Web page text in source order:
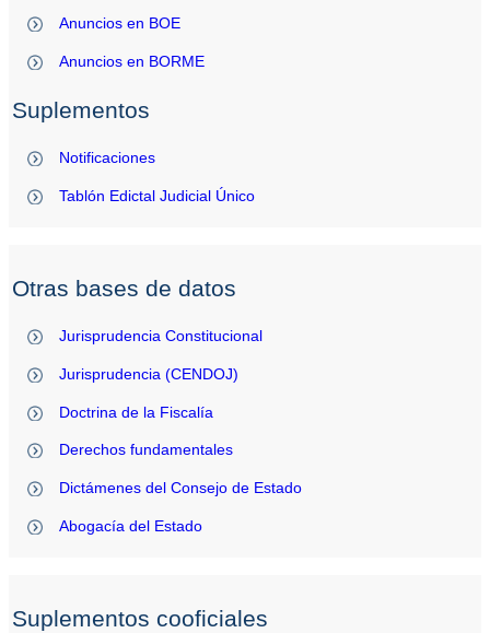
Anuncios en BOE
Anuncios en BORME
Suplementos
Notificaciones
Tablón Edictal Judicial Único
Otras bases de datos
Jurisprudencia Constitucional
Jurisprudencia (CENDOJ)
Doctrina de la Fiscalía
Derechos fundamentales
Dictámenes del Consejo de Estado
Abogacía del Estado
Suplementos cooficiales